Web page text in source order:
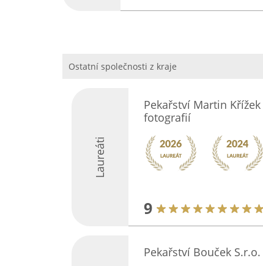
Ostatní společnosti z kraje
Laureáti
Pekařství Martin
fotografií
9
Pekařství Bouček S.r.o.